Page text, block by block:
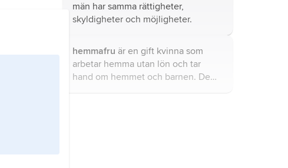
män har samma rättigheter,
skyldigheter och möjligheter.
hemmafru är en gift kvinna som
arbetar hemma utan lön och tar
hand om hemmet och barnen. De